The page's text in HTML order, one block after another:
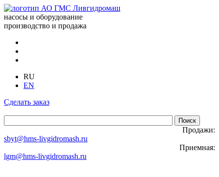
насосы и оборудование
производство и продажа
RU
EN
Сделать заказ
Продажи:
sbyt@hms-livgidromash.ru
Приемная:
lgm@hms-livgidromash.ru